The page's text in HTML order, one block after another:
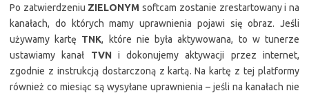
Po zatwierdzeniu ZIELONYM softcam zostanie zrestartowany i na
kanałach, do których mamy uprawnienia pojawi się obraz. Jeśli
używamy kartę TNK, które nie była aktywowana, to w tunerze
ustawiamy kanał TVNi dokonujemy aktywacji przez internet,
zgodnie z instrukcją dostarczoną z kartą. Na kartę z tej platformy
również co miesiąc są wysyłane uprawnienia – jeśli na kanałach nie